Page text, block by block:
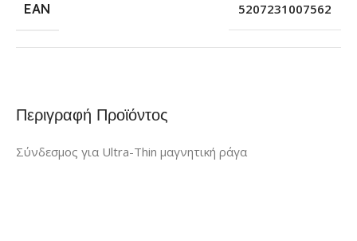
Περιγραφή Προϊόντος
Σύνδεσμος για Ultra-Thin μαγνητική ράγα
EAN 5207231007562